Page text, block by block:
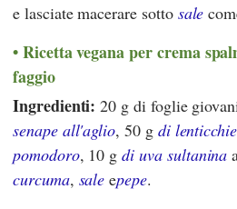
e lasciate macerare sotto sale
Ricetta vegana per crema
faggio
Ingredienti: 20 g di foglie
senape all'aglio, 50 g di
pomodoro, 10 gdi uva sultanina
curcuma, sale epepe.